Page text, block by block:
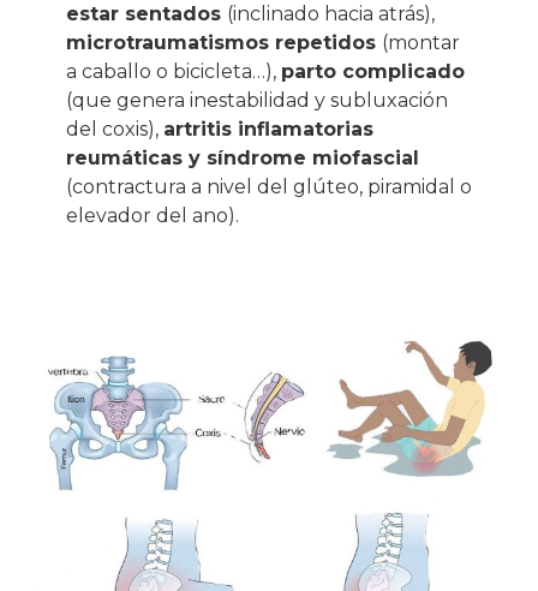
estar sentados (inclinado hacia atrás),
microtraumatismos repetidos (montar
a caballo o bicicleta…), parto complicado
(que genera inestabilidad y subluxación
del coxis), artritis inflamatorias
reumáticas y síndrome miofascial
(contractura a nivel del glúteo, piramidal o
elevador del ano).